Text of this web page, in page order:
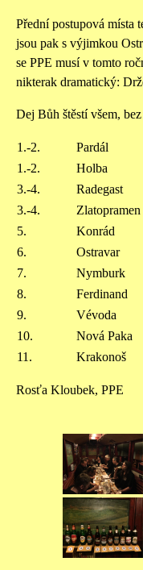
Přední postupová místa
jsou pak s výjimkou
se PPE musí v tomto
nikterak dramatický:
Dej Bůh štěstí všem,
1.-2. Pardál
1.-2.
Holba
3.-4.
Radegast
3.-4.
Zlatopramen
5.
Konrád
6.
Ostravar
7.
Nymburk
8.
Ferdinand
9.
Vévoda
10.
Nová Paka
11.
Krakonoš
Rosťa Kloubek, PPE